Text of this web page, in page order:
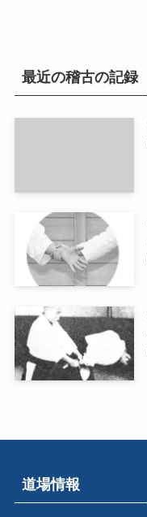
最近の稽古の記録
道場情報